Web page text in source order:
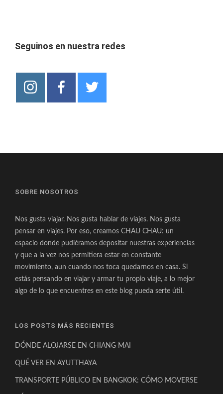
Seguinos en nuestra redes
SOBRE NOSOTROS
Nos gusta viajar. Nos gusta hablar de viajes. Nos gusta
pensar en viajes. Por eso, creamos CHAU CHAU: un
espacio donde pudiéramos depositar nuestras experiencias
y que a la vez nos permitiera estar en constante
movimiento, aun cuando nos toca quedarnos en casa. Si
estás pensando en viajar y armar tu propio viaje, a lo mejor
algo de lo que encuentres en este blog pueda serte útil.
LOS POSTS MÁS RECIENTES
DÓNDE ALOJARSE EN CHIANG MAI
QUÉ VER EN AYUTTHAYA
TRANSPORTE PÚBLICO EN BANGKOK: CÓMO MOVERSE